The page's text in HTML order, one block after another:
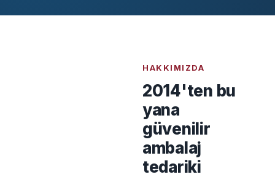
HAKKIMIZDA
2014'ten bu
yana
güvenilir
ambalaj
tedariki